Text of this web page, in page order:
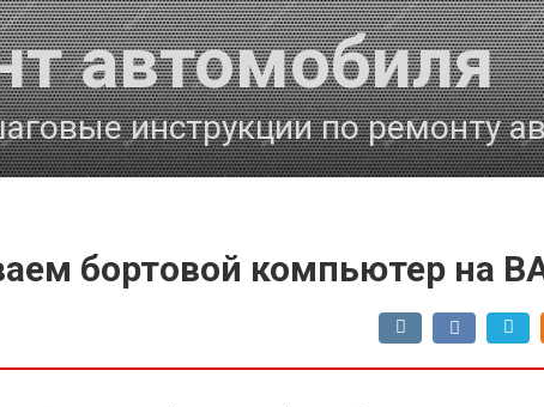
автомобиля
инструкции по ремонту
бортовой компьютер на